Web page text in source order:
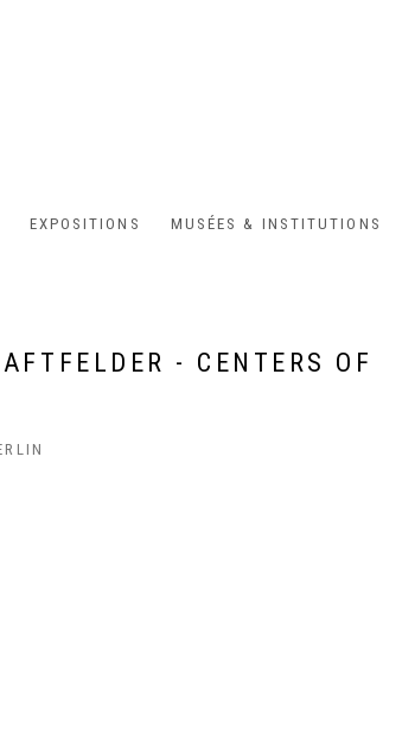
EXPOSITIONS MUSÉES & INSTITUTIONS
- CENTERS OF